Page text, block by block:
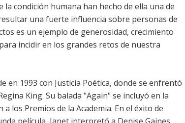
condición humana han hecho de ella una de
una fuerte influencia sobre personas de
es un ejemplo de generosidad, crecimiento
incidir en los grandes retos de nuestra
en 1993 con Justicia Poética, donde se enfrentó
King. Su balada "Again" se incluyó en la
los Premios de la Academia. En el éxito de